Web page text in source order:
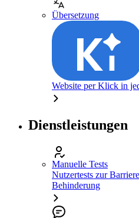
Übersetzung
Website per Klick in
Dienstleistungen
Manuelle Tests
Nutzertests zur
Behinderung